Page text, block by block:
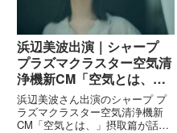
浜辺美波出演｜シャープ
プラズマクラスター空気清
浄機新CM「空気とは、」
摂取篇公開
浜辺美波さん出演のシャープ プ
ラズマクラスター空気清浄機新
CM「空気とは、」摂取篇が話